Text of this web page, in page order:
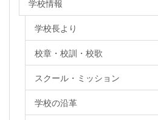
学校情報
学校長より
校章・校訓・校歌
スクール・ミッション
学校の沿革